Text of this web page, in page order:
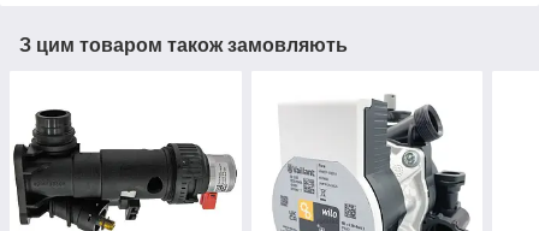
З цим товаром також замовляють